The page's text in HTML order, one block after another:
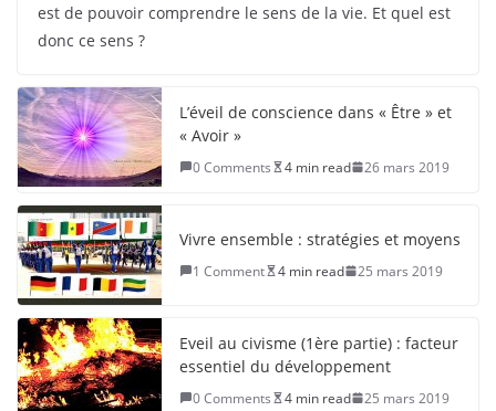
est de pouvoir comprendre le sens de la vie. Et quel est
donc ce sens ?
L’éveil de conscience dans « Être » et
« Avoir »
0 Comments 4 min read 26 mars 2019
Vivre ensemble : stratégies et moyens
1 Comment 4 min read 25 mars 2019
Eveil au civisme (1ère partie) : facteur
essentiel du développement
0 Comments 4 min read 25 mars 2019